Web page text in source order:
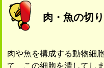
肉・魚の切
肉や魚を構成する動物細
て、この細胞を潰してし